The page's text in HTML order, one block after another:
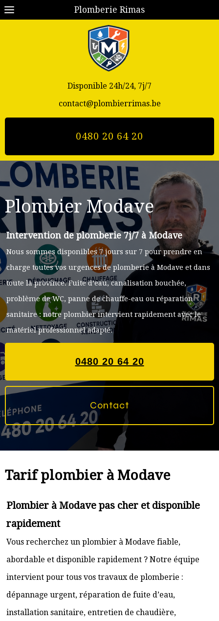
Plomberie Rimas
Disponible 24h/24, 7j/7
contact@plombierrimas.be
0480 20 64 20
Plombier Modave
Intervention de plomberie 7j/7 à Modave
Nous sommes disponibles 7 jours sur 7 pour prendre en
charge toutes vos urgences de plomberie à Modave et dans
toute la province. Fuite d’eau, canalisation bouchée,
problème de WC, panne de chauffe-eau ou réparation
sanitaire : notre plombier intervient rapidement avec le
matériel professionnel adapté.
0480 20 64 20
Contact
Tarif plombier à Modave
Plombier à Modave pas cher et disponible
rapidement
Vous recherchez un plombier à Modave fiable,
abordable et disponible rapidement ? Notre équipe
intervient pour tous vos travaux de plomberie :
dépannage urgent, réparation de fuite d’eau,
installation sanitaire, entretien de chaudière,